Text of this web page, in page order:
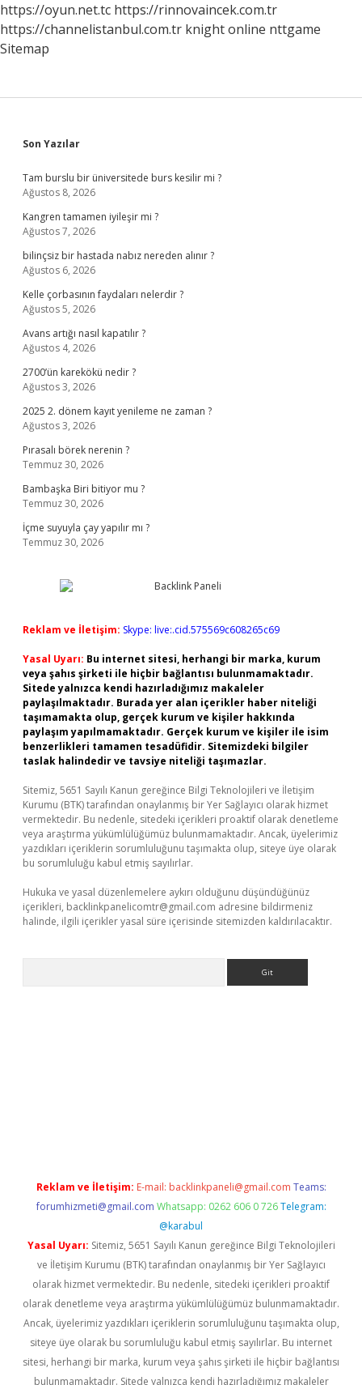
https://oyun.net.tc https://rinnovaincek.com.tr
https://channelistanbul.com.tr knight online nttgame
Sitemap
Sidebar
Son Yazılar
Tam burslu bir üniversitede burs kesilir mi ?
Ağustos 8, 2026
Kangren tamamen iyileşir mi ?
Ağustos 7, 2026
bilinçsiz bir hastada nabız nereden alınır ?
Ağustos 6, 2026
Kelle çorbasının faydaları nelerdir ?
Ağustos 5, 2026
Avans artığı nasıl kapatılır ?
Ağustos 4, 2026
2700’ün karekökü nedir ?
Ağustos 3, 2026
2025 2. dönem kayıt yenileme ne zaman ?
Ağustos 3, 2026
Pırasalı börek nerenin ?
Temmuz 30, 2026
Bambaşka Biri bitiyor mu ?
Temmuz 30, 2026
İçme suyuyla çay yapılır mı ?
Temmuz 30, 2026
Reklam ve İletişim: Skype: live:.cid.575569c608265c69
Yasal Uyarı: Bu internet sitesi, herhangi bir marka, kurum
veya şahıs şirketi ile hiçbir bağlantısı bulunmamaktadır.
Sitede yalnızca kendi hazırladığımız makaleler
paylaşılmaktadır. Burada yer alan içerikler haber niteliği
taşımamakta olup, gerçek kurum ve kişiler hakkında
paylaşım yapılmamaktadır. Gerçek kurum ve kişiler ile isim
benzerlikleri tamamen tesadüfidir. Sitemizdeki bilgiler
taslak halindedir ve tavsiye niteliği taşımazlar.
Sitemiz, 5651 Sayılı Kanun gereğince Bilgi Teknolojileri ve İletişim
Kurumu (BTK) tarafından onaylanmış bir Yer Sağlayıcı olarak hizmet
vermektedir. Bu nedenle, sitedeki içerikleri proaktif olarak denetleme
veya araştırma yükümlülüğümüz bulunmamaktadır. Ancak, üyelerimiz
yazdıkları içeriklerin sorumluluğunu taşımakta olup, siteye üye olarak
bu sorumluluğu kabul etmiş sayılırlar.
Hukuka ve yasal düzenlemelere aykırı olduğunu düşündüğünüz
içerikleri, backlinkpanelicomtr@gmail.com adresine bildirmeniz
halinde, ilgili içerikler yasal süre içerisinde sitemizden kaldırılacaktır.
Reklam ve İletişim: E-mail: backlinkpaneli@gmail.com Teams:
forumhizmeti@gmail.com Whatsapp: 0262 606 0 726 Telegram:
@karabul
Yasal Uyarı: Sitemiz, 5651 Sayılı Kanun gereğince Bilgi Teknolojileri
ve İletişim Kurumu (BTK) tarafından onaylanmış bir Yer Sağlayıcı
olarak hizmet vermektedir. Bu nedenle, sitedeki içerikleri proaktif
olarak denetleme veya araştırma yükümlülüğümüz bulunmamaktadır.
Ancak, üyelerimiz yazdıkları içeriklerin sorumluluğunu taşımakta olup,
siteye üye olarak bu sorumluluğu kabul etmiş sayılırlar. Bu internet
sitesi, herhangi bir marka, kurum veya şahıs şirketi ile hiçbir bağlantısı
bulunmamaktadır. Sitede yalnızca kendi hazırladığımız makaleler